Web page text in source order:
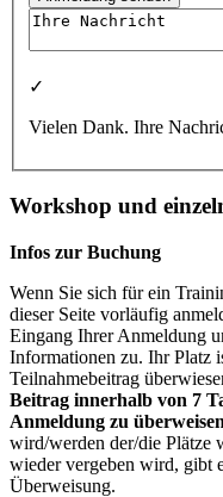
✓
Vielen Dank. Ihre
Workshop und
Infos zur Buchung
Wenn Sie sich für ein
dieser Seite vorläufig
Eingang Ihrer Anmeldung
Informationen zu. Ihr Platz
Teilnahmebeitrag
Beitrag innerhalb von 7
Anmeldung zu
wird/werden der/die Plätze
wieder vergeben wird, gibt
Überweisung.